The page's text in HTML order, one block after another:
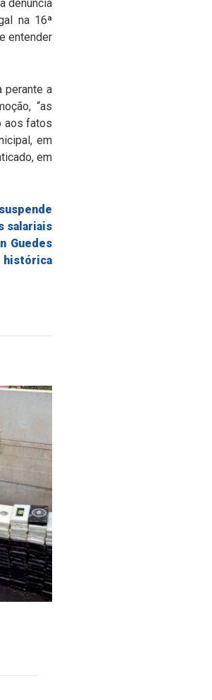
denúncia
na 16ª
entender
perante a
“as
aos fatos
em
em
salariais
Guedes
histórica